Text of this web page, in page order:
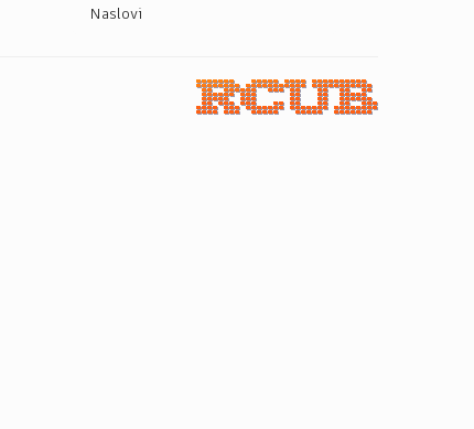
Naslovi